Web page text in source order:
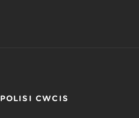
POLISI CWCIS